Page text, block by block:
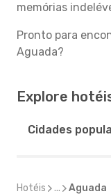
memórias
Pronto para
Aguada?
Explore
Cidades
Hotéis ... Aguada